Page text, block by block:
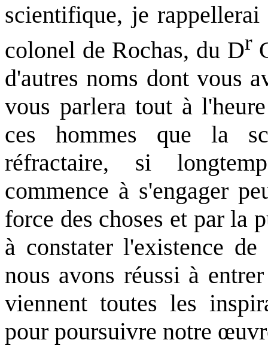
scientifique, je
colonel de Rochas, du Dr
d'autres noms dont vous
vous parlera tout à
ces hommes que la
réfractaire, si
commence à s'engager
force des choses et par la
à constater l'existence
nous avons réussi à
viennent toutes les
pour poursuivre notre